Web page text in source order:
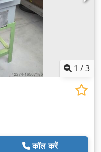
1 /3
कॉल करें